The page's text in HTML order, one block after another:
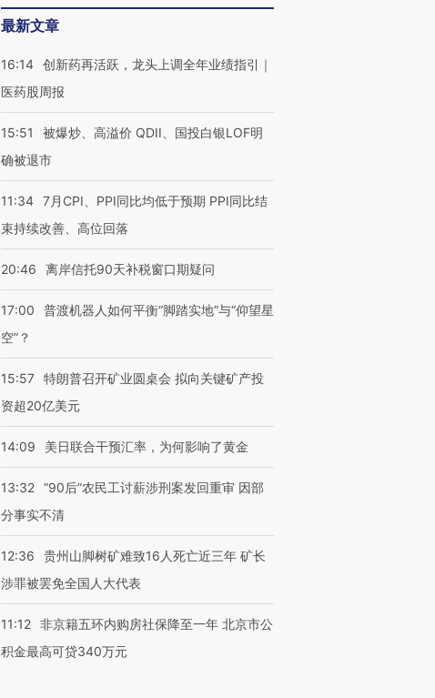
最新文章
16:14 创新药再活跃，龙头上调全年业绩指引｜
医药股周报
15:51
被爆炒、高溢价 QDII、国投白银LOF明
确被退市
11:34 7月CPI、PPI同比均低于预期 PPI同比结
束持续改善、高位回落
20:46 离岸信托90天补税窗口期疑问
17:00
普渡机器人如何平衡“脚踏实地”与“仰望星
空”？
15:57 特朗普召开矿业圆桌会 拟向关键矿产投
资超20亿美元
14:09 美日联合干预汇率，为何影响了黄金
13:32 “90后”农民工讨薪涉刑案发回重审 因部
分事实不清
12:36
贵州山脚树矿难致16人死亡近三年 矿长
涉罪被罢免全国人大代表
11:12 非京籍五环内购房社保降至一年 北京市公
积金最高可贷340万元